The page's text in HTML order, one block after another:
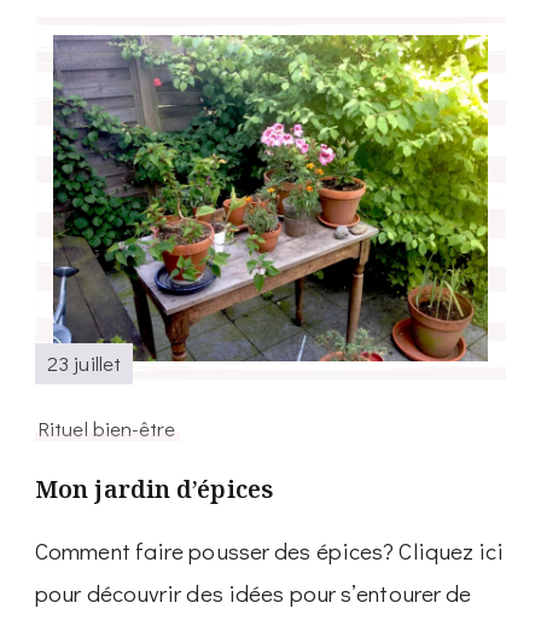
23 juillet
Rituel bien-être
Mon jardin d’épices
Comment faire pousser des épices? Cliquez ici
pour découvrir des idées pour s’entourer de